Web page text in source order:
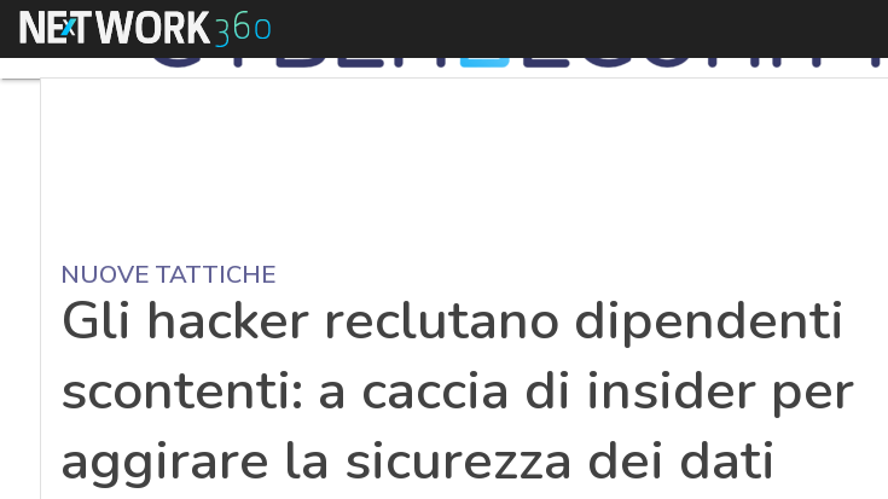
Menu
NUOVE TATTICHE
Gli hacker reclutano dipendenti
scontenti: a caccia di insider per
aggirare la sicurezza dei dati